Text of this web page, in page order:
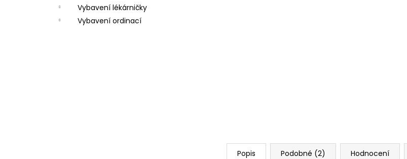
Vybavení lékárničky
Vybavení ordinací
Popis Podobné (2) Hodnocení